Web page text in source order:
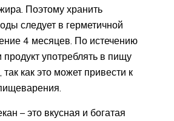
Поэтому хранить
следует в герметичной
4 месяцев. По истечению
продукт употреблять в пищу
как это может привести к
– это вкусная и богатая